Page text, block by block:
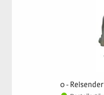
0 -